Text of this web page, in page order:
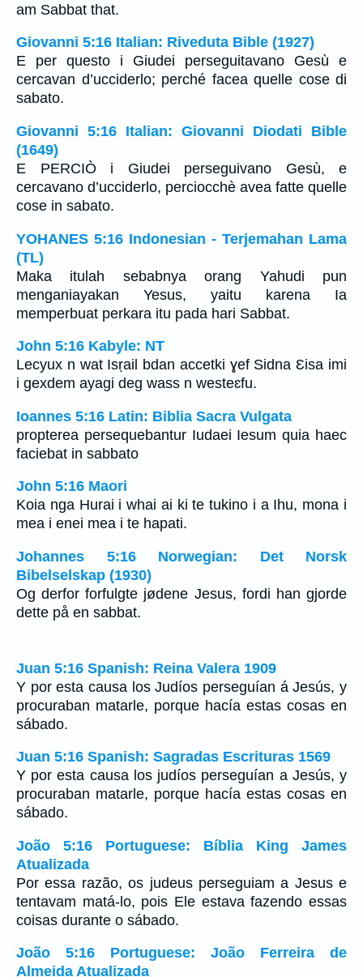
am Sabbat that.
Giovanni 5:16 Italian: Riveduta Bible (1927)
E per questo i Giudei perseguitavano Gesù e
cercavan d’ucciderlo; perché facea quelle cose di
sabato.
Giovanni 5:16 Italian: Giovanni Diodati Bible
(1649)
E PERCIÒ i Giudei perseguivano Gesù, e
cercavano d’ucciderlo, perciocchè avea fatte quelle
cose in sabato.
YOHANES 5:16 Indonesian - Terjemahan Lama
(TL)
Maka itulah sebabnya orang Yahudi pun
menganiayakan Yesus, yaitu karena Ia
memperbuat perkara itu pada hari Sabbat.
John 5:16 Kabyle: NT
Lecyux n wat Isṛail bdan accetki ɣef Sidna Ɛisa imi
i gexdem ayagi deg wass n westeɛfu.
Ioannes 5:16 Latin: Biblia Sacra Vulgata
propterea persequebantur Iudaei Iesum quia haec
faciebat in sabbato
John 5:16 Maori
Koia nga Hurai i whai ai ki te tukino i a Ihu, mona i
mea i enei mea i te hapati.
Johannes 5:16 Norwegian: Det Norsk
Bibelselskap (1930)
Og derfor forfulgte jødene Jesus, fordi han gjorde
dette på en sabbat.
Juan 5:16 Spanish: Reina Valera 1909
Y por esta causa los Judíos perseguían á Jesús, y
procuraban matarle, porque hacía estas cosas en
sábado.
Juan 5:16 Spanish: Sagradas Escrituras 1569
Y por esta causa los judíos perseguían a Jesús, y
procuraban matarle, porque hacía estas cosas en
sábado.
João 5:16 Portuguese: Bíblia King James
Atualizada
Por essa razão, os judeus perseguiam a Jesus e
tentavam matá-lo, pois Ele estava fazendo essas
coisas durante o sábado.
João 5:16 Portuguese: João Ferreira de
Almeida Atualizada